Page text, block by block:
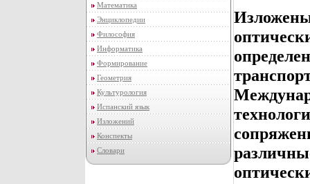
Математика
Энциклопедии
Философия
Информатика
Формирование
Геометрия
Культурология
Испанский язык
Изложений
Конспекты
Словари